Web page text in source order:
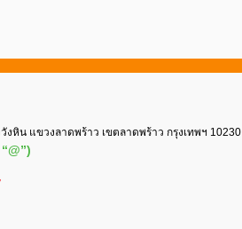
หิน แขวงลาดพร้าว เขตลาดพร้าว กรุงเทพฯ 10230